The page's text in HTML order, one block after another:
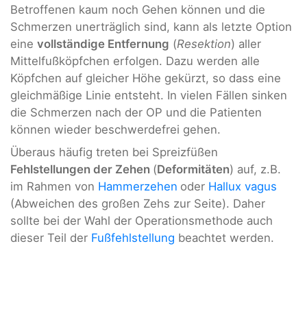
Betroffenen kaum noch Gehen können und die
Schmerzen unerträglich sind, kann als letzte Option
eine vollständige Entfernung (Resektion) aller
Mittelfußköpfchen erfolgen. Dazu werden alle
Köpfchen auf gleicher Höhe gekürzt, so dass eine
gleichmäßige Linie entsteht. In vielen Fällen sinken
die Schmerzen nach der OP und die Patienten
können wieder beschwerdefrei gehen.
Überaus häufig treten bei Spreizfüßen
Fehlstellungen der Zehen (Deformitäten) auf, z.B.
im Rahmen von Hammerzehen oder Hallux vagus
(Abweichen des großen Zehs zur Seite). Daher
sollte bei der Wahl der Operationsmethode auch
dieser Teil der Fußfehlstellung beachtet werden.